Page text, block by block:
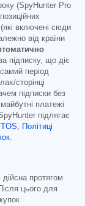
(SpyHunter Pro
(які включені сюди
від країни
підписку, що діє
період
сторінці
підписки без
платежі
підлягає
,
Політиці
.
протягом
цього для